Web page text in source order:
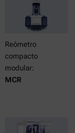
Reómetro
compacto
modular:
MCR